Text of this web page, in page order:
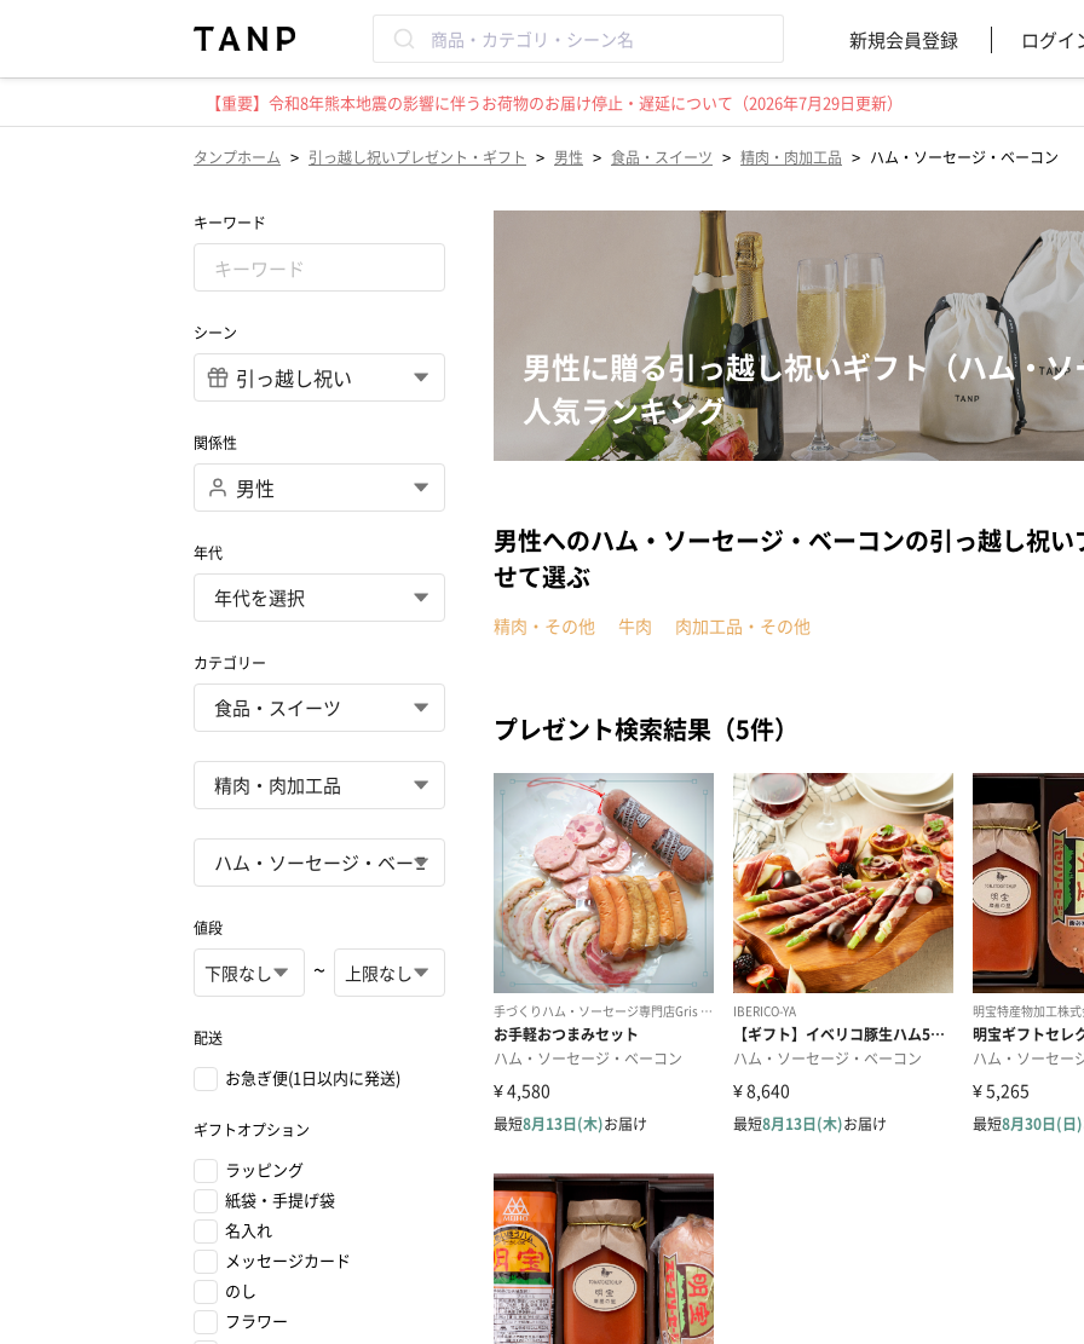
新規会員登録 ログイ
【重要】令和8年熊本地震の影響に伴うお荷物のお届け停止・遅延について（2026年7月29日更新）
タンプホーム > 引っ越し祝いプレゼント・ギフト > 男性 > 食品・スイーツ > 精肉・肉加工品 > ハム・ソーセージ・ベーコン
キーワード
シーン
関係性
年代
カテゴリー
値段
~
配送
お急ぎ便(1日以内に発送)
ギフトオプション
ラッピング
紙袋・手提げ袋
名入れ
メッセージカード
のし
フラワー
男性に贈る引っ越し祝いギフト（ハム・
人気ランキング
男性へのハム・ソーセージ・ベーコンの引っ越し祝
せて選ぶ
精肉・その他 牛肉 肉加工品・その他
プレゼント検索結果（5件）